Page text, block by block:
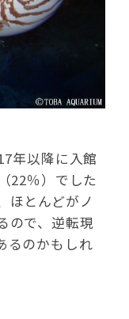
年以降に入館
22％）でした
ほとんどがノ
ので、逆転現
るのかもしれ